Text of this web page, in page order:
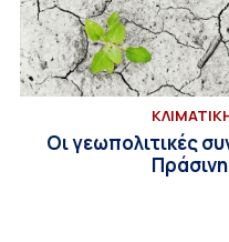
Οι γεωπολιτικές